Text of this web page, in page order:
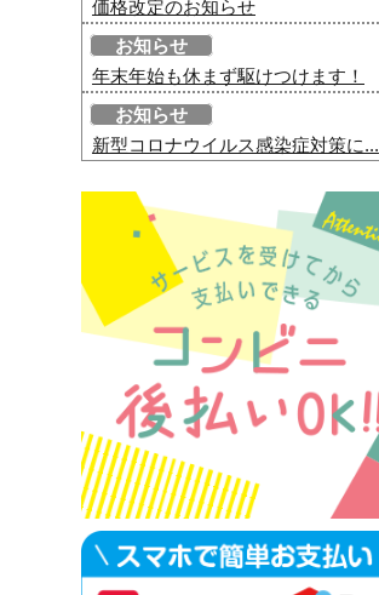
価格改定のお知らせ
お知らせ
年末年始も休まず駆けつけます！
お知らせ
新型コロナウイルス感染症対策に...